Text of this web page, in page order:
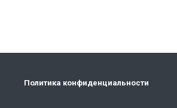
Политика конфиденциальности